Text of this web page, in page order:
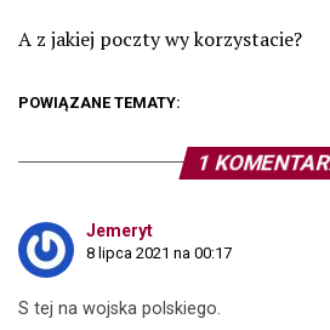
A z jakiej poczty wy korzystacie?
POWIĄZANE TEMATY:
1
Jemeryt
8 lipca 2021 na 00:17
S tej na wojska polskiego.